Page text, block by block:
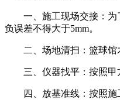
一、施工现场交接：为了
负误差不得大于5mm。
二、场地清扫：篮球馆木
三、仪器找平：按照甲方
四、放基准线：按照施工